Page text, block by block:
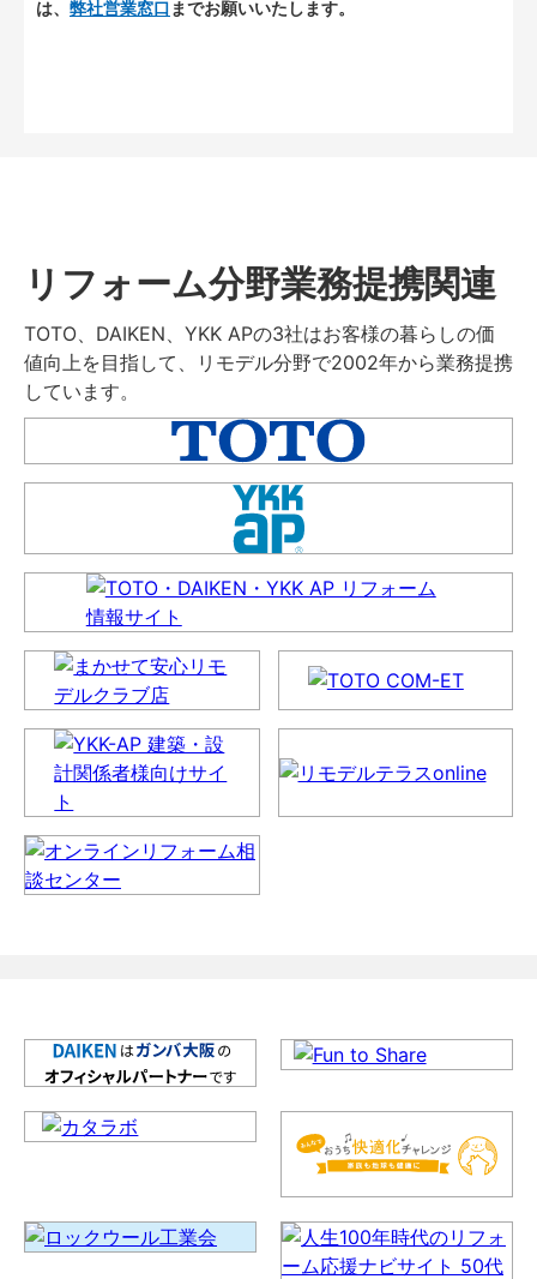
は、 弊社営業窓口 までお願いいたします。
リフォーム分野業務提携関連
TOTO、DAIKEN、YKK APの3社はお客様の暮らしの価
値向上を目指して、リモデル分野で2002年から業務提携
しています。